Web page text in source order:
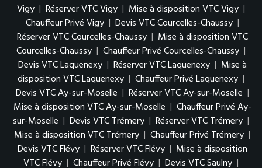
Vigy | Réserver VTC Vigy | Mise à disposition VTC Vigy |
Chauffeur Privé Vigy | Devis VTC Courcelles-Chaussy |
Réserver VTC Courcelles-Chaussy | Mise à disposition VTC
Courcelles-Chaussy | Chauffeur Privé Courcelles-Chaussy |
Devis VTC Laquenexy | Réserver VTC Laquenexy | Mise à
disposition VTC Laquenexy | Chauffeur Privé Laquenexy |
Devis VTC Ay-sur-Moselle | Réserver VTC Ay-sur-Moselle |
Mise à disposition VTC Ay-sur-Moselle | Chauffeur Privé Ay-
sur-Moselle | Devis VTC Trémery | Réserver VTC Trémery |
Mise à disposition VTC Trémery | Chauffeur Privé Trémery |
Devis VTC Flévy | Réserver VTC Flévy | Mise à disposition
VTC Flévy | Chauffeur Privé Flévy | Devis VTC Saulny |